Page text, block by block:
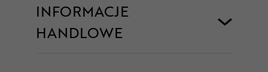
INFORMACJE
HANDLOWE